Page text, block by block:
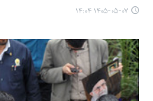
۱۴۰۵-۰۵-۰۷ ۱۴:۰۴